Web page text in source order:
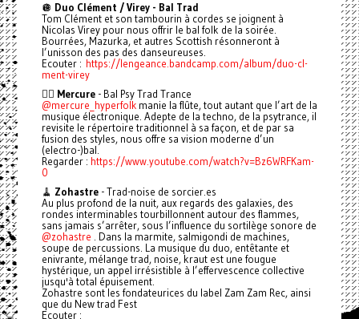
🪩 Duo Clément / Virey - Bal Trad
Tom Clément et son tambourin à cordes se joignent à
Nicolas Virey pour nous offrir le bal folk de la soirée.
Bourrées, Mazurka, et autres Scottish résonneront à
l’unisson des pas des danseureuses.
Ecouter : https://lengeance.bandcamp.com/album/duo-cl-
ment-virey
🧚‍♂️ Mercure- Bal Psy Trad Trance
@mercure_hyperfolkmanie la flûte, tout autant que l’art de la
musique électronique. Adepte de la techno, de la psytrance, il
revisite le répertoire traditionnel à sa façon, et de par sa
fusion des styles, nous offre sa vision moderne d’un
(electro-)bal.
Regarder : https://www.youtube.com/watch?v=Bz6WRFKam-
0
🧹 Zohastre- Trad-noise de sorcier.es
Au plus profond de la nuit, aux regards des galaxies, des
rondes interminables tourbillonnent autour des flammes,
sans jamais s’arrêter, sous l’influence du sortilège sonore de
@zohastre . Dans la marmite, salmigondi de machines,
soupe de percussions. La musique du duo, entêtante et
enivrante, mélange trad, noise, kraut est une fougue
hystérique, un appel irrésistible à l’effervescence collective
jusqu'à total épuisement.
Zohastre sont les fondateurices du label Zam Zam Rec, ainsi
que du New trad Fest
Ecouter :